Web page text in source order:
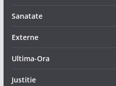
Sanatate
Externe
Ultima-Ora
Justitie